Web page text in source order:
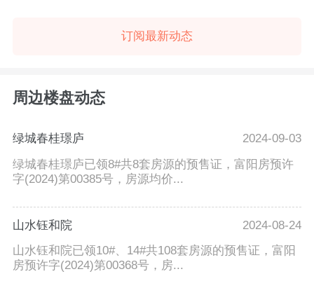
订阅最新动态
周边楼盘动态
绿城春桂璟庐
2024-09-03
绿城春桂璟庐已领8#共8套房源的预售证，富阳房预许
字(2024)第00385号，房源均价...
山水钰和院
2024-08-24
山水钰和院已领10#、14#共108套房源的预售证，富阳
房预许字(2024)第00368号，房...